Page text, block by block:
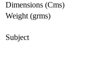
Dimensions (Cms)
Weight (grms)
Subject